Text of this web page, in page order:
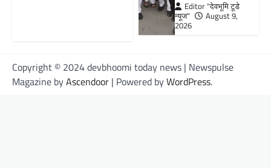
Editor "देवभूमि टूडे
न्यूज"
August 9,
2026
Copyright © 2024 devbhoomi today news | Newspulse
Magazine byAscendoor | Powered byWordPress.